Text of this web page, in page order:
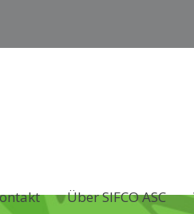
Über SIFCO ASC